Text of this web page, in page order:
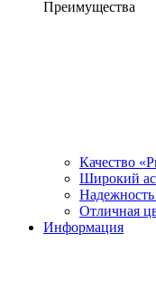
Преимущества
Качество
Широкий
Надежность
Отличная
Информация